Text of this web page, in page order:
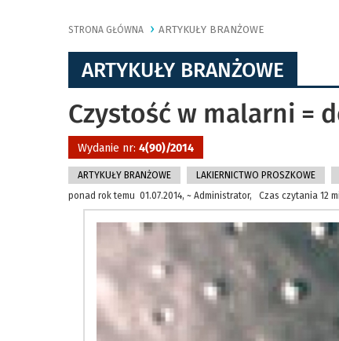
STRONA GŁÓWNA ARTYKUŁY BRANŻOWE
ARTYKUŁY BRANŻOWE
Czystość w malarni =
Wydanie nr: 4(90)/2014
ARTYKUŁY BRANŻOWE LAKIERNICTWO PROSZKOWE
ponad rok temu 01.07.2014, ~ Administrator, Czas czytania 12